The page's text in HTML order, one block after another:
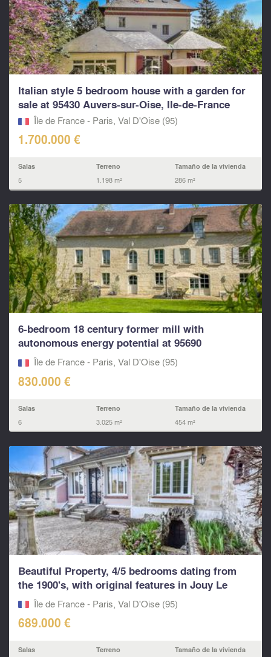
Italian style 5 bedroom house with a garden for
sale at 95430 Auvers-sur-Oise, Ile-de-France
Île de France - Paris, Val D'Oise (95)
1.700.000 €
Salas
5
Terreno
1.198 m²
Tamaño de la vivienda
286 m²
6-bedroom 18 century former mill with
autonomous energy potential at 95690
Labbeville, near L'Isle-A
Île de France - Paris, Val D'Oise (95)
830.000 €
Salas
6
Terreno
3.025 m²
Tamaño de la vivienda
454 m²
Beautiful Property, 4/5 bedrooms dating from
the 1900's, with original features in Jouy Le
Moutier.9
Île de France - Paris, Val D'Oise (95)
689.000 €
Salas Terreno Tamaño de la vivienda